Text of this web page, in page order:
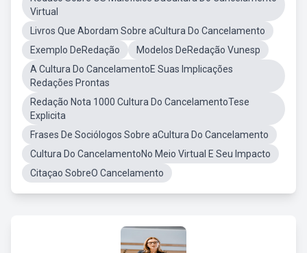
Virtual
Livros Que Abordam Sobre aCultura Do Cancelamento
Exemplo DeRedação
Modelos DeRedação Vunesp
A Cultura Do CancelamentoE Suas Implicações
Redações Prontas
Redação Nota 1000 Cultura Do CancelamentoTese
Explicita
Frases De Sociólogos Sobre aCultura Do Cancelamento
Cultura Do CancelamentoNo Meio Virtual E Seu Impacto
Citaçao SobreO Cancelamento